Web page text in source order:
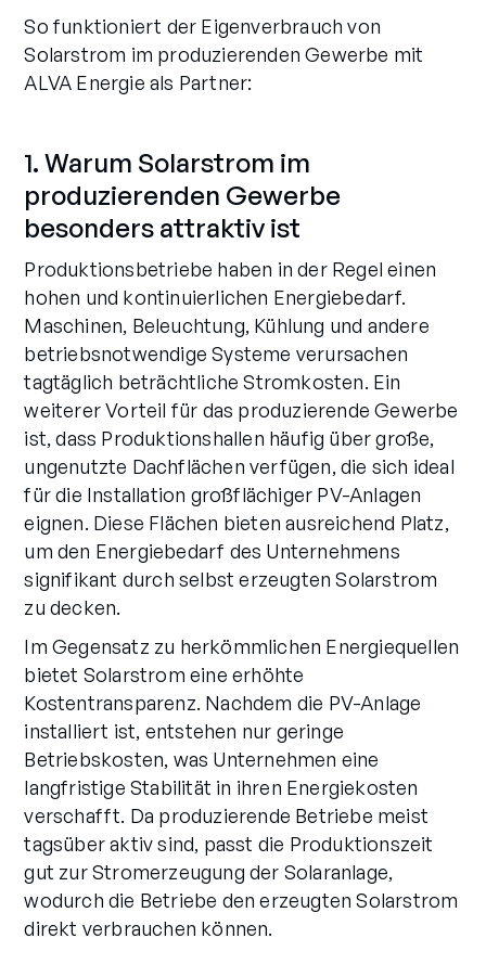
So funktioniert der Eigenverbrauch von
Solarstrom im produzierenden Gewerbe mit
ALVA Energie als Partner:
1. Warum Solarstrom im
produzierenden Gewerbe
besonders attraktiv ist
Produktionsbetriebe haben in der Regel einen
hohen und kontinuierlichen Energiebedarf.
Maschinen, Beleuchtung, Kühlung und andere
betriebsnotwendige Systeme verursachen
tagtäglich beträchtliche Stromkosten. Ein
weiterer Vorteil für das produzierende Gewerbe
ist, dass Produktionshallen häufig über große,
ungenutzte Dachflächen verfügen, die sich ideal
für die Installation großflächiger PV-Anlagen
eignen. Diese Flächen bieten ausreichend Platz,
um den Energiebedarf des Unternehmens
signifikant durch selbst erzeugten Solarstrom
zu decken.
Im Gegensatz zu herkömmlichen Energiequellen
bietet Solarstrom eine erhöhte
Kostentransparenz. Nachdem die PV-Anlage
installiert ist, entstehen nur geringe
Betriebskosten, was Unternehmen eine
langfristige Stabilität in ihren Energiekosten
verschafft. Da produzierende Betriebe meist
tagsüber aktiv sind, passt die Produktionszeit
gut zur Stromerzeugung der Solaranlage,
wodurch die Betriebe den erzeugten Solarstrom
direkt verbrauchen können.